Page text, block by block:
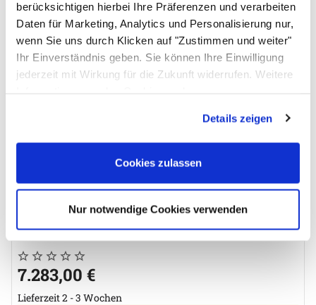
berücksichtigen hierbei Ihre Präferenzen und verarbeiten
Daten für Marketing, Analytics und Personalisierung nur,
wenn Sie uns durch Klicken auf "Zustimmen und weiter"
Ihr Einverständnis geben. Sie können Ihre Einwilligung
jederzeit mit Wirkung für die Zukunft widerrufen. Weitere
Details zeigen
Cookies zulassen
Nur notwendige Cookies verwenden
Passendes Zubehör von ALLPAX
Zubehör überspringen
SONOCOOL 255.2 Set für Pathologie
Noch keine Bewertungen abgegeben
0 Bewertungen
7.283,00 €
Lieferzeit 2 - 3 Wochen